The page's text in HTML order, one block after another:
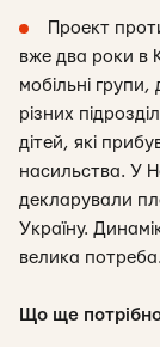
Проект
вже два роки в
мобільні
різних
дітей, які
насильства. У
декларували
Україну.
велика потреба.
Що ще